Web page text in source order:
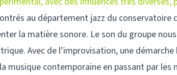
au département jazz du
la matière sonore. Le son du groupe
Avec de l’improvisation, une
musique contemporaine en passant par